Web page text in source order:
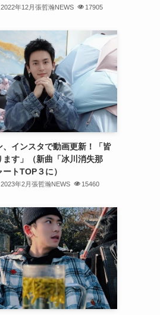
(31)
(31)
(32)
(30)
(32)
(31)
(28)
(32)
(31)
(30)
(32)
(30)
(32)
2022年12月張哲瀚NEWS 17905
、インスタで動画更新！「皆
ます」（新曲「冰川消失那
トTOP３に）
2023年2月張哲瀚NEWS 15460